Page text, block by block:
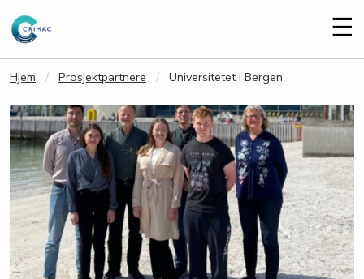
☰
Hjem Prosjektpartnere Universitetet i Bergen